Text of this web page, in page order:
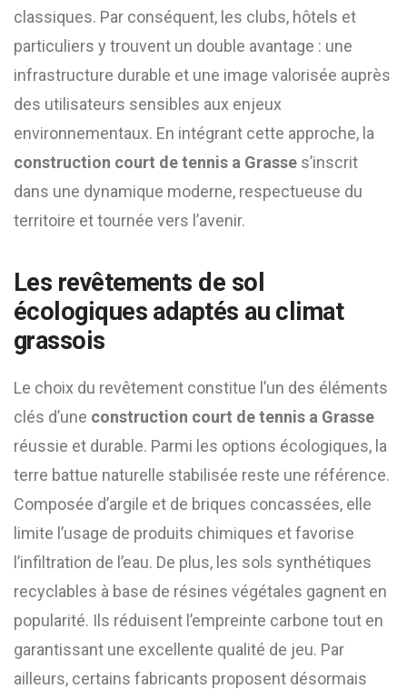
classiques. Par conséquent, les clubs, hôtels et
particuliers y trouvent un double avantage : une
infrastructure durable et une image valorisée auprès
des utilisateurs sensibles aux enjeux
environnementaux. En intégrant cette approche, la
construction court de tennis a Grasse s’inscrit
dans une dynamique moderne, respectueuse du
territoire et tournée vers l’avenir.
Les revêtements de sol
écologiques adaptés au climat
grassois
Le choix du revêtement constitue l’un des éléments
clés d’une construction court de tennis a Grasse
réussie et durable. Parmi les options écologiques, la
terre battue naturelle stabilisée reste une référence.
Composée d’argile et de briques concassées, elle
limite l’usage de produits chimiques et favorise
l’infiltration de l’eau. De plus, les sols synthétiques
recyclables à base de résines végétales gagnent en
popularité. Ils réduisent l’empreinte carbone tout en
garantissant une excellente qualité de jeu. Par
ailleurs, certains fabricants proposent désormais